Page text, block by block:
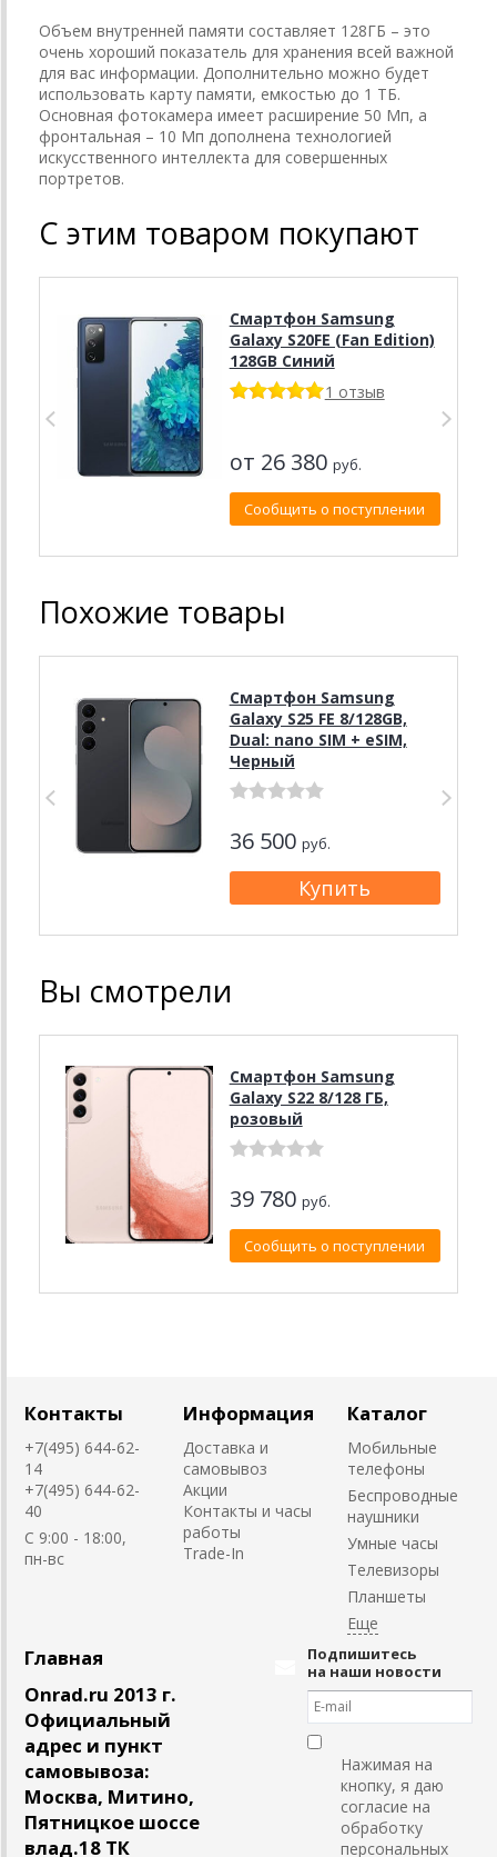
Объем внутренней памяти составляет 128ГБ – это
очень хороший показатель для хранения всей важной
для вас информации. Дополнительно можно будет
использовать карту памяти, емкостью до 1 ТБ.
Основная фотокамера имеет расширение 50 Мп, а
фронтальная – 10 Мп дополнена технологией
искусственного интеллекта для совершенных
портретов.
С этим товаром покупают
Смартфон Samsung
Galaxy S20FE (Fan Edition)
128GB Синий
1 отзыв
от 26 380 руб.
Сообщить о поступлении
Похожие товары
Смартфон Samsung
Galaxy S25 FE 8/128GB,
Dual: nano SIM + eSIM,
Черный
36 500 руб.
Вы смотрели
Смартфон Samsung
Galaxy S22 8/128 ГБ,
розовый
39 780 руб.
Сообщить о поступлении
Контакты
+7(495) 644-62-
14
+7(495) 644-62-
40
C 9:00 - 18:00,
пн-вс
Информация
Доставка и
самовывоз
Акции
Контакты и часы
работы
Trade-In
Каталог
Мобильные
телефоны
Беспроводные
наушники
Умные часы
Телевизоры
Планшеты
Главная
Onrad.ru 2013 г.
Официальный
адрес и пункт
самовывоза:
Москва, Митино,
Пятницкое шоссе
влад.18 ТК
Подпишитесь
на наши новости
Нажимая на
кнопку, я даю
согласие на
обработку
персональных